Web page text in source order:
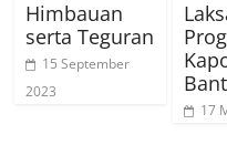
Himbauan
serta Teguran
15 September
2023
17